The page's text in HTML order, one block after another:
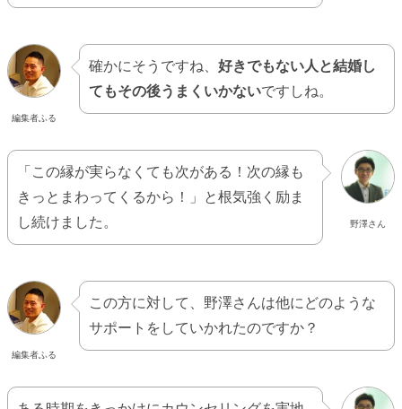
編集者ふる
確かにそうですね、 好きでもない人と結婚し
てもその後うまくいかないですしね。
野澤さん
「この縁が実らなくても次がある！次の縁も
きっとまわってくるから！」と根気強く励ま
し続けました。
編集者ふる
この方に対して、野澤さんは他にどのような
サポートをしていかれたのですか？